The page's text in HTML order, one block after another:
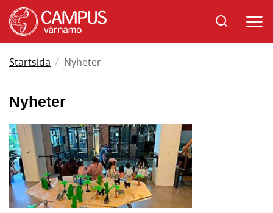
Sök
på
Varnamo.se
Öppna
Startsida / Nyheter
Nyheter